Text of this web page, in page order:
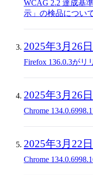
WCAG 2.2 達成基
示」の検品につい
2025年3月26日
Firefox 136.0.3がリ
2025年3月26日
Chrome
2025年3月22日
Chrome